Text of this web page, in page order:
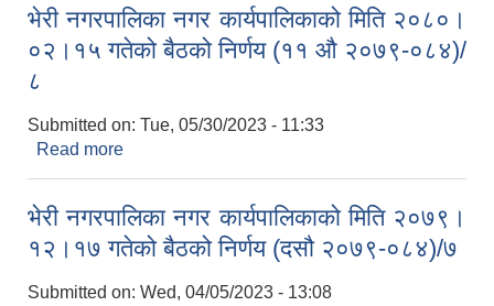
भेरी नगरपालिका नगर कार्यपालिकाको मिति २०८०।
०२।१५ गतेको बैठको निर्णय (११ औ २०७९-०८४)/
८
Submitted on: Tue, 05/30/2023 - 11:33
Read more
भेरी नगरपालिका नगर कार्यपालिकाको मिति २०७९।
१२।१७ गतेको बैठको निर्णय (दसौ २०७९-०८४)/७
Submitted on: Wed, 04/05/2023 - 13:08